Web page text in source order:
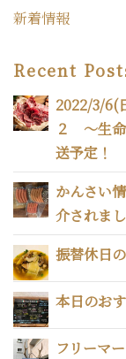
新着情報
Recent
2022/3/6(
２ 〜生命
送予定！
かんさい
介されま
振替休日
本日のお
フリーマ